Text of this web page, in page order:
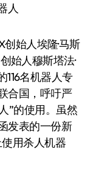
人
始人埃隆·马斯
始人穆斯塔法·
116名机器人专
合国，呼吁严
”的使用。虽然
发表的一份新
用杀人机器